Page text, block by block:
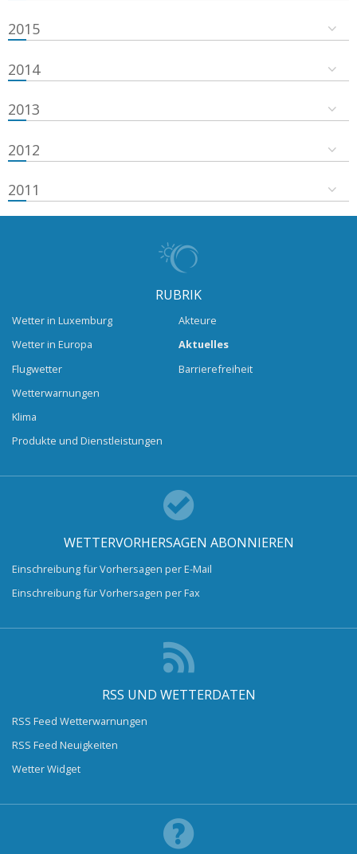
2015
2014
2013
2012
2011
RUBRIK
Wetter in Luxemburg
Wetter in Europa
Flugwetter
Wetterwarnungen
Klima
Produkte und Dienstleistungen
Akteure
Aktuelles
Barrierefreiheit
WETTERVORHERSAGEN ABONNIEREN
Einschreibung für Vorhersagen per E-Mail
Einschreibung für Vorhersagen per Fax
RSS UND WETTERDATEN
RSS Feed Wetterwarnungen
RSS Feed Neuigkeiten
Wetter Widget